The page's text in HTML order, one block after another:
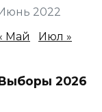
Июнь 2022
Май Июл »
2026